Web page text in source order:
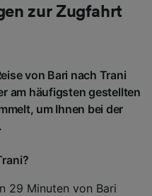
zur Zugfahrt
von Bari nach Trani
am häufigsten gestellten
um Ihnen bei der
29 Minuten von Bari